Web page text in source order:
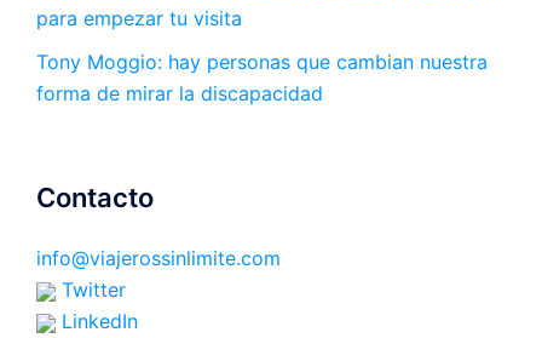
para empezar tu visita
Tony Moggio: hay personas que cambian nuestra
forma de mirar la discapacidad
Contacto
info@viajerossinlimite.com
Twitter
LinkedIn